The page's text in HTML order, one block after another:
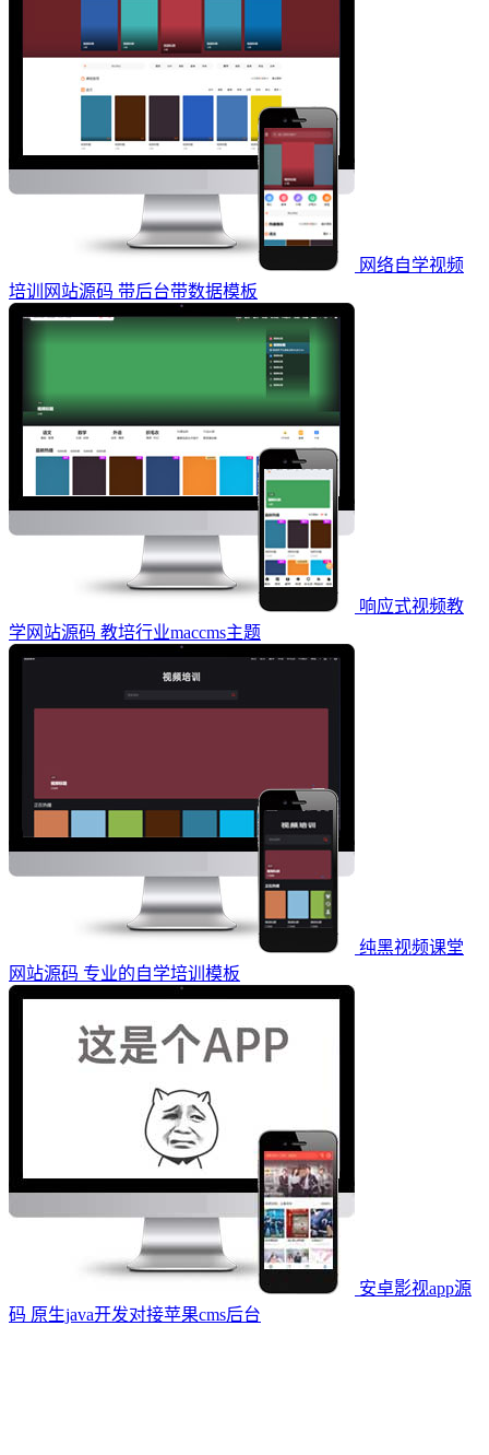
网络自学视频
培训网站源码 带后台带数据模板
响应式视频教
学网站源码 教培行业maccms主题
纯黑视频课堂
网站源码 专业的自学培训模板
安卓影视app源
码 原生java开发对接苹果cms后台